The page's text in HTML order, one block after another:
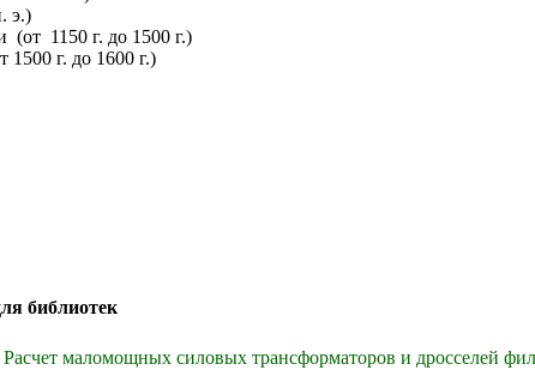
э.)
1150 г. до 1500 г.)
г. до 1600 г.)
библиотек
маломощных силовых трансформаторов и дросселей